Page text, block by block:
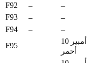
F92
– –
F93
– –
F94
– –
F95
–
10 أمبير
أحمر